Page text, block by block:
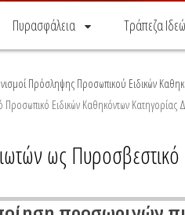
Πυρασφάλεια Τράπεζα
Πρόσληψης Προσωπικού Ειδικών
Ειδικών Καθηκόντων Κατηγορίας
ως Πυροσβεστικό